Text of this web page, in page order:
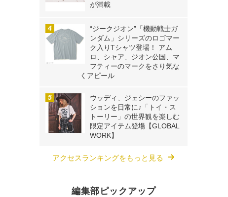
が満載
“ジークジオン”「機動戦士ガ
ンダム」シリーズのロゴマー
ク入りTシャツ登場！ アム
ロ、シャア、ジオン公国、マ
フティーのマークをさり気な
くアピール
ウッディ、ジェシーのファッ
ションを日常に♪「トイ・ス
トーリー」の世界観を楽しむ
限定アイテム登場【GLOBAL
WORK】
アクセスランキングをもっと見る
編集部ピックアップ